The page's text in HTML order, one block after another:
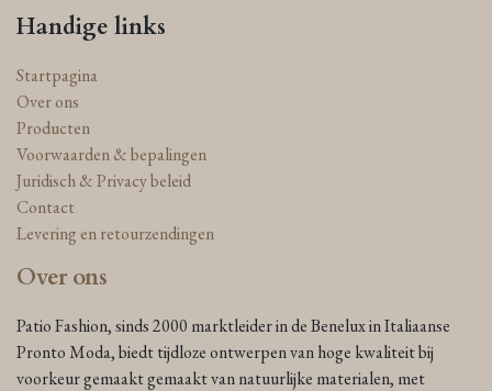
Handige links
Startpagina
Over ons
Producten
Voorwaarden & bepalingen
Juridisch & Privacy beleid
Contact
Levering en retourzendingen
Over ons
Patio Fashion, sinds 2000 marktleider in de Benelux in Italiaanse
Pronto Moda, biedt tijdloze ontwerpen van hoge kwaliteit bij
voorkeur gemaakt gemaakt van natuurlijke materialen, met